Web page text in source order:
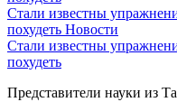
Стали известны
похудеть Новости
Стали известны
похудеть
Представители науки из